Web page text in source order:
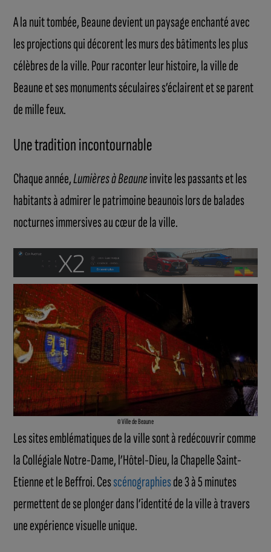
A la nuit tombée, Beaune devient un paysage enchanté avec
les projections qui décorent les murs des bâtiments les plus
célèbres de la ville. Pour raconter leur histoire, la ville de
Beaune et ses monuments séculaires s’éclairent et se parent
de mille feux.
Une tradition incontournable
Chaque année,Lumières à Beauneinvite les passants et les
habitants à admirer le patrimoine beaunois lors de balades
nocturnes immersives au cœur de la ville.
© Ville de Beaune
Les sites emblématiques de la ville sont à redécouvrir comme
la Collégiale Notre-Dame, l’Hôtel-Dieu, la Chapelle Saint-
Etienne et le Beffroi. Cesscénographiesde 3 à 5 minutes
permettent de se plonger dans l’identité de la ville à travers
une expérience visuelle unique.